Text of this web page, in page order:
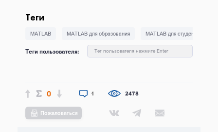
Теги
MATLAB MATLAB для образования MATLAB для студентов
Теги пользователя: Тег пользователя нажмите Enter
0 1 2478
Пожаловаться